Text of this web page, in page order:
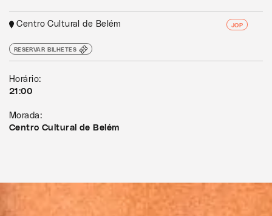
Centro Cultural de Belém JOP
RESERVAR BILHETES
Horário:
21:00
Morada:
Centro Cultural de Belém